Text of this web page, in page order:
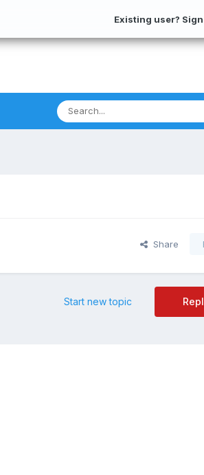
Existing user?
Share
Start new topic